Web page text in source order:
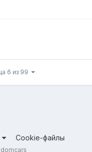
6 из 99
Cookie-файлы